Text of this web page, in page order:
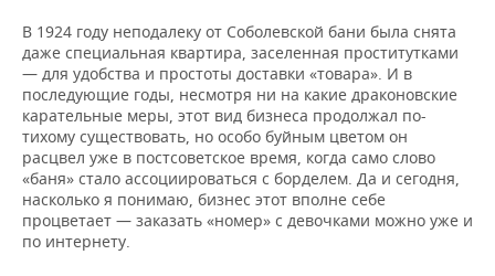
В 1924 году неподалеку от Соболевской бани была снята
даже специальная квартира, заселенная проститутками
— для удобства и простоты доставки «товара». И в
последующие годы, несмотря ни на какие драконовские
карательные меры, этот вид бизнеса продолжал по-
тихому существовать, но особо буйным цветом он
расцвел уже в постсоветское время, когда само слово
«баня» стало ассоциироваться с борделем. Да и сегодня,
насколько я понимаю, бизнес этот вполне себе
процветает — заказать «номер» с девочками можно уже и
по интернету.